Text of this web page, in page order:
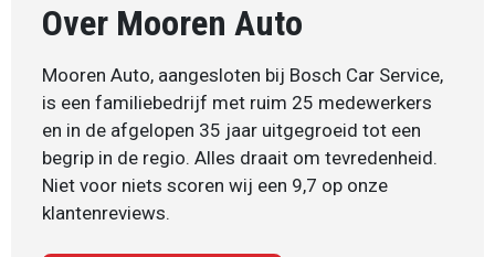
Over Mooren Auto
Mooren Auto, aangesloten bij Bosch Car Service,
is een familiebedrijf met ruim 25 medewerkers
en in de afgelopen 35 jaar uitgegroeid tot een
begrip in de regio. Alles draait om tevredenheid.
Niet voor niets scoren wij een 9,7 op onze
klantenreviews.